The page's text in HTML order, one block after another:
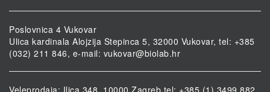
Poslovnica 4 Vukovar
Ulica kardinala Alojzija Stepinca 5, 32000 Vukovar, tel: +385
(032) 211 846, e-mail: vukovar@biolab.hr